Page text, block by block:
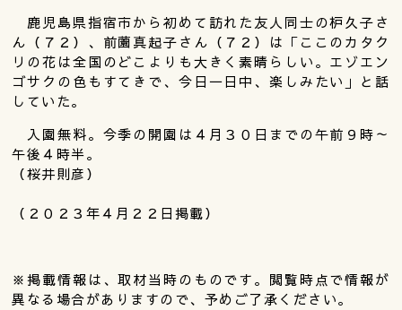
鹿児島県指宿市から初めて訪れた友人同士の枦久子さ
ん（７２）、前薗真起子さん（７２）は「ここのカタク
リの花は全国のどこよりも大きく素晴らしい。エゾエン
ゴサクの色もすてきで、今日一日中、楽しみたい」と話
していた。
入園無料。今季の開園は４月３０日までの午前９時～
午後４時半。
（桜井則彦）
（２０２３年４月２２日掲載）
※掲載情報は、取材当時のものです。閲覧時点で情報が
異なる場合がありますので、予めご了承ください。